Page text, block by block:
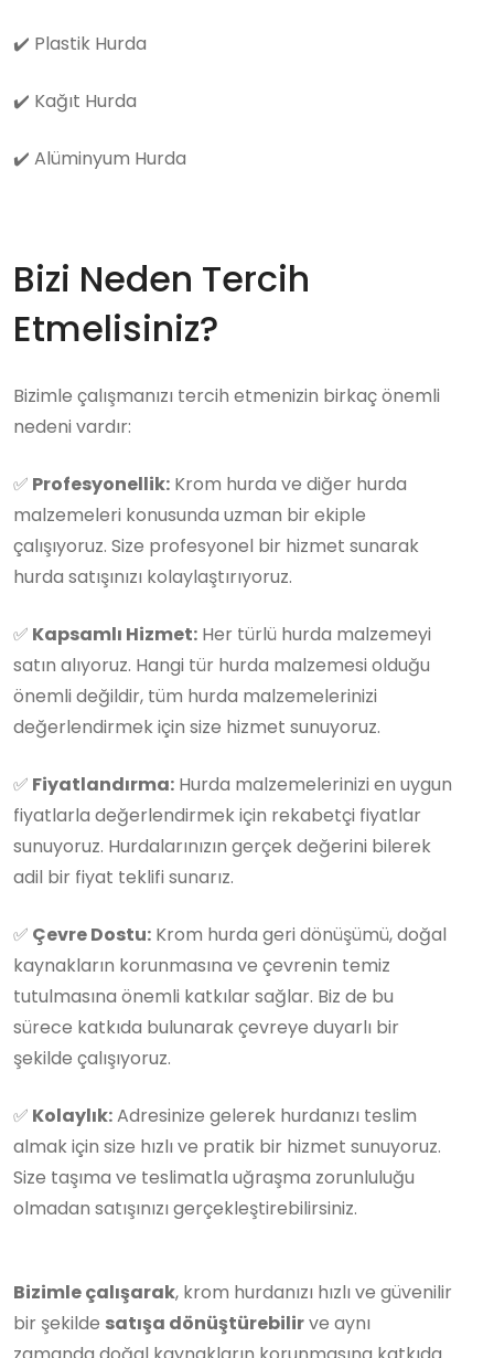
✔️ Plastik Hurda
✔️ Kağıt Hurda
✔️ Alüminyum Hurda
Bizi Neden Tercih
Etmelisiniz?
Bizimle çalışmanızı tercih etmenizin birkaç önemli
nedeni vardır:
✅ Profesyonellik: Krom hurda ve diğer hurda
malzemeleri konusunda uzman bir ekiple
çalışıyoruz. Size profesyonel bir hizmet sunarak
hurda satışınızı kolaylaştırıyoruz.
✅ Kapsamlı Hizmet: Her türlü hurda malzemeyi
satın alıyoruz. Hangi tür hurda malzemesi olduğu
önemli değildir, tüm hurda malzemelerinizi
değerlendirmek için size hizmet sunuyoruz.
✅ Fiyatlandırma: Hurda malzemelerinizi en uygun
fiyatlarla değerlendirmek için rekabetçi fiyatlar
sunuyoruz. Hurdalarınızın gerçek değerini bilerek
adil bir fiyat teklifi sunarız.
✅ Çevre Dostu: Krom hurda geri dönüşümü, doğal
kaynakların korunmasına ve çevrenin temiz
tutulmasına önemli katkılar sağlar. Biz de bu
sürece katkıda bulunarak çevreye duyarlı bir
şekilde çalışıyoruz.
✅ Kolaylık:Adresinize gelerek hurdanızı teslim
almak için size hızlı ve pratik bir hizmet sunuyoruz.
Size taşıma ve teslimatla uğraşma zorunluluğu
olmadan satışınızı gerçekleştirebilirsiniz.
Bizimle çalışarak, krom hurdanızı hızlı ve güvenilir
bir şekilde satışa dönüştürebilirve aynı